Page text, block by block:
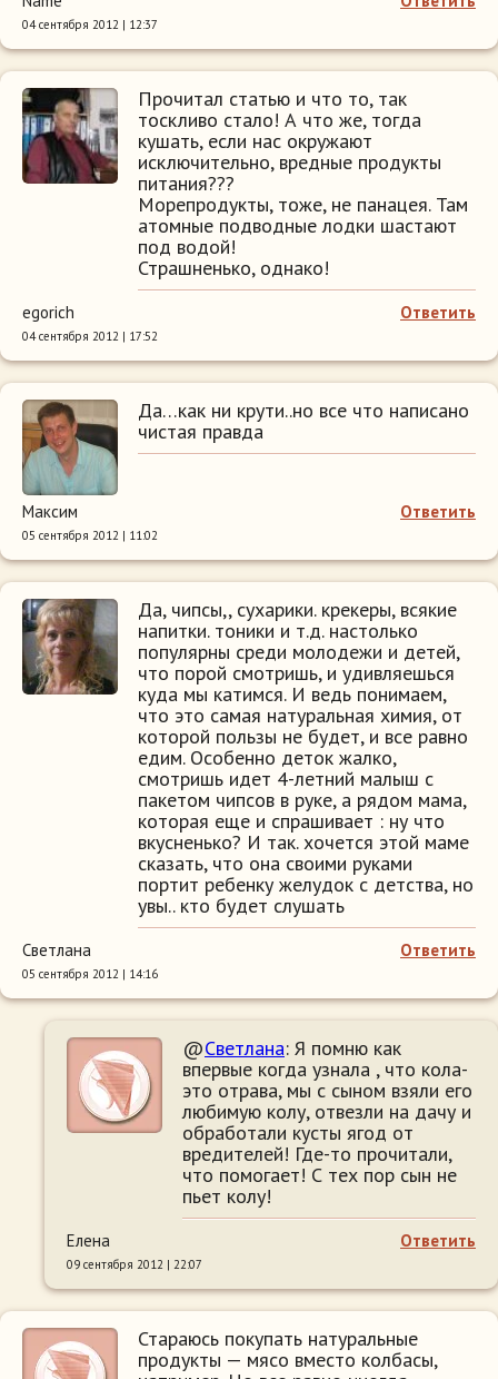
04 сентября 2012 | 12:37
Прочитал статью и что то, так
тоскливо стало! А что же, тогда
кушать, если нас окружают
исключительно, вредные продукты
питания???
Морепродукты, тоже, не панацея. Там
атомные подводные лодки шастают
под водой!
Страшненько, однако!
Ответить
egorich
04 сентября 2012 | 17:52
Да…как ни крути..но все что написано
чистая правда
Ответить
Максим
05 сентября 2012 | 11:02
Да, чипсы,, сухарики. крекеры, всякие
напитки. тоники и т.д. настолько
популярны среди молодежи и детей,
что порой смотришь, и удивляешься
куда мы катимся. И ведь понимаем,
что это самая натуральная химия, от
которой пользы не будет, и все равно
едим. Особенно деток жалко,
смотришь идет 4-летний малыш с
пакетом чипсов в руке, а рядом мама,
которая еще и спрашивает : ну что
вкусненько? И так. хочется этой маме
сказать, что она своими руками
портит ребенку желудок с детства, но
увы.. кто будет слушать
Ответить
Светлана
05 сентября 2012 | 14:16
@Светлана: Я помню как
впервые когда узнала , что кола-
это отрава, мы с сыном взяли его
любимую колу, отвезли на дачу и
обработали кусты ягод от
вредителей! Где-то прочитали,
что помогает! С тех пор сын не
пьет колу!
Ответить
Елена
09 сентября 2012 | 22:07
Стараюсь покупать натуральные
продукты — мясо вместо колбасы,